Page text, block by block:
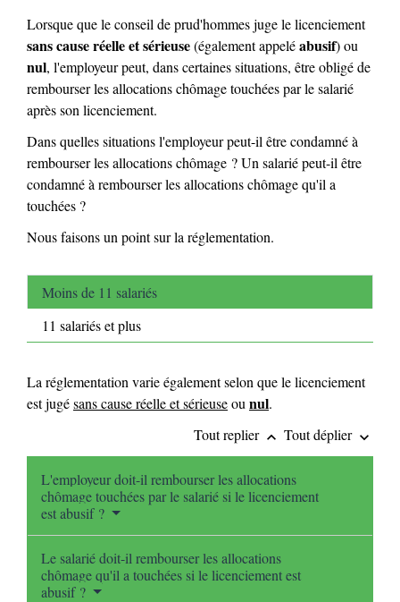
Lorsque que le conseil de prud'hommes juge le licenciement
sans cause réelle et sérieuse(également appeléabusif) ou
nul, l'employeur peut, dans certaines situations, être obligé de
rembourser les allocations chômage touchées par le salarié
après son licenciement.
Dans quelles situations l'employeur peut-il être condamné à
rembourser les allocations chômage ? Un salarié peut-il être
condamné à rembourser les allocations chômage qu'il a
touchées ?
Nous faisons un point sur la réglementation.
Moins de 11 salariés
11 salariés et plus
La réglementation varie également selon que le licenciement
est jugésans cause réelle et sérieuseou nul.
Tout replier keyboard_arrow_up Tout déplier keyboard_arrow_down
L'employeur doit-il rembourser les allocations
chômage touchées par le salarié si le licenciement
est abusif ?
Le salarié doit-il rembourser les allocations
chômage qu'il a touchées si le licenciement est
abusif ?